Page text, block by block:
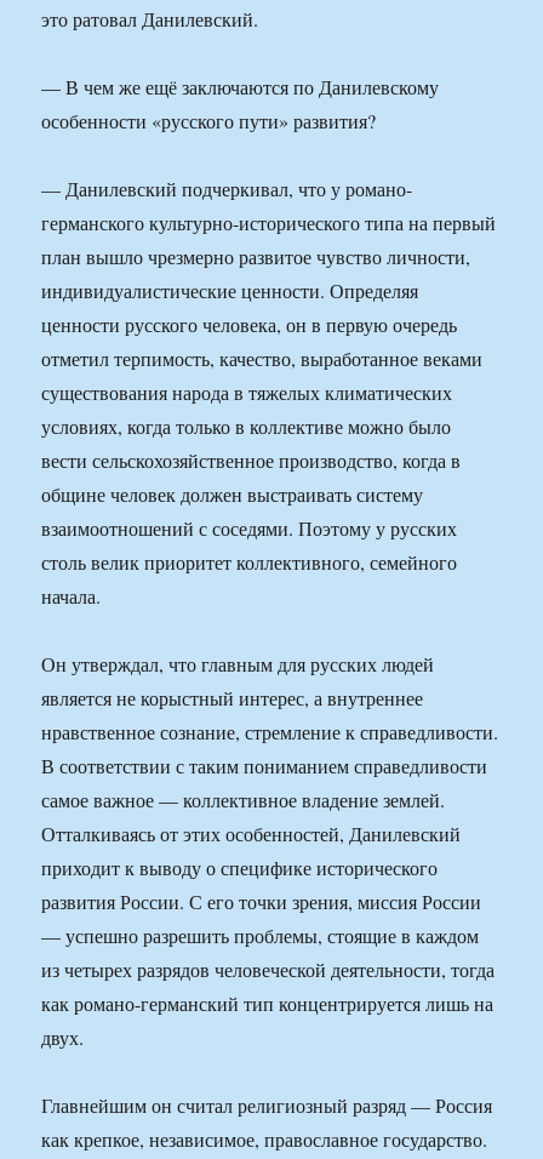
это ратовал Данилевский.
— В чем же ещё заключаются по Данилевскому
особенности «русского пути» развития?
— Данилевский подчеркивал, что у романо-
германского культурно-исторического типа на первый
план вышло чрезмерно развитое чувство личности,
индивидуалистические ценности. Определяя
ценности русского человека, он в первую очередь
отметил терпимость, качество, выработанное веками
существования народа в тяжелых климатических
условиях, когда только в коллективе можно было
вести сельскохозяйственное производство, когда в
общине человек должен выстраивать систему
взаимоотношений с соседями. Поэтому у русских
столь велик приоритет коллективного, семейного
начала.
Он утверждал, что главным для русских людей
является не корыстный интерес, а внутреннее
нравственное сознание, стремление к справедливости.
В соответствии с таким пониманием справедливости
самое важное — коллективное владение землей.
Отталкиваясь от этих особенностей, Данилевский
приходит к выводу о специфике исторического
развития России. С его точки зрения, миссия России
— успешно разрешить проблемы, стоящие в каждом
из четырех разрядов человеческой деятельности, тогда
как романо-германский тип концентрируется лишь на
двух.
Главнейшим он считал религиозный разряд — Россия
как крепкое, независимое, православное государство.